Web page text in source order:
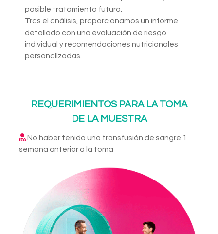
posible tratamiento futuro.
Tras el análisis, proporcionamos un informe
detallado con una evaluación de riesgo
individual y recomendaciones nutricionales
personalizadas.
REQUERIMIENTOS PARA LA TOMA
DE LA MUESTRA
No haber tenido una transfusión de sangre 1
semana anterior a la toma